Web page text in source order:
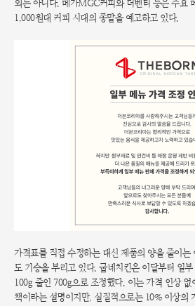
외는 아니다. 메가MGC커피와 더벤티 등은 주요
1,000원대 커피 시대의 종말을 예고하고 있다.
가격표를 직접 수정하는 대신 제품의 양을 줄이는
도 기승을 부리고 있다. 굽네치킨은 이달부터 일
100g 줄인 700g으로 조정했다. 이는 가격 인상
책이라는 설명이지만, 실질적으로는 10% 이상의